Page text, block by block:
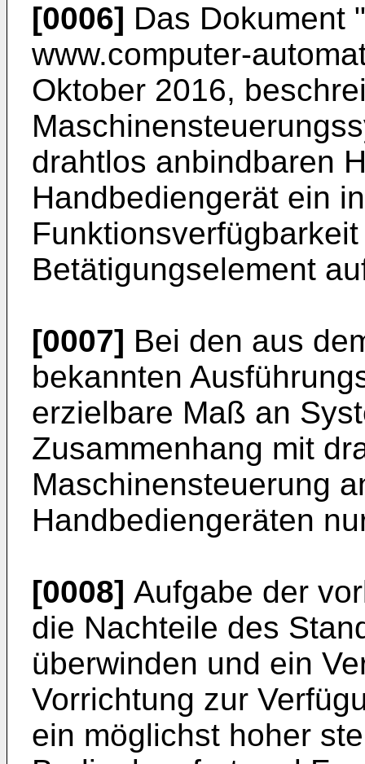
[0006] Das Dokument
www.computer-
Oktober 2016,
drahtlos anbindbaren
Handbediengerät ein
Betätigungselement
[0007] Bei den aus
bekannten
erzielbare Maß an
Zusammenhang mit
Maschinensteuerung
Handbediengeräten
[0008] Aufgabe der
die Nachteile des
überwinden und ein
Vorrichtung zur
ein möglichst hoher